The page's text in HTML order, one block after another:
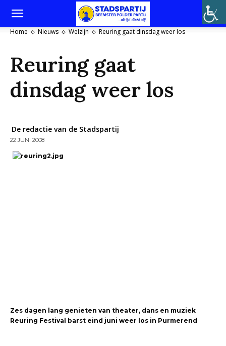
Home Nieuws Welzijn Reuring gaat dinsdag weer los
Reuring gaat
dinsdag weer los
De redactie van de Stadspartij
22 JUNI 2008
Zes dagen lang genieten van theater, dans en muziek
Reuring Festival barst eind juni weer los in Purmerend